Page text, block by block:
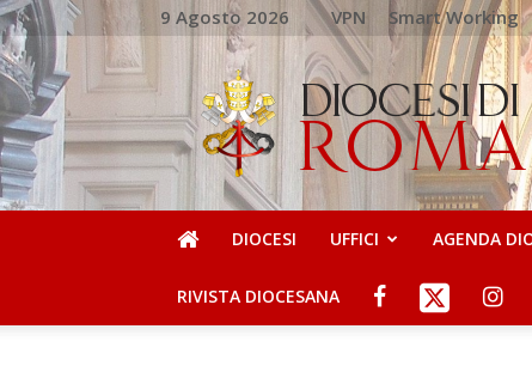
9 Agosto 2026 VPN Smart Working
DIOCESI
DI
ROMA
DIOCESI UFFICI AGENDA
RIVISTA DIOCESANA